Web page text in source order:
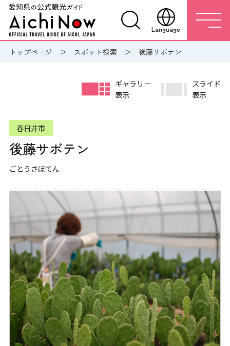
Language
トップページ スポット検索 後藤サボテン
春日井市
後藤サボテン
ごとうさぼてん
ギャラリー
表示
スライド
表示